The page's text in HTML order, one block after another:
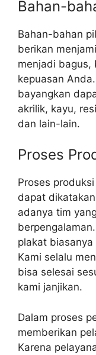
Bahan-
Bahan-bahan
berikan
menjadi bagus,
kepuasan
bayangkan
akrilik, kayu,
dan lain-lain.
Proses
Proses
dapat
adanya tim
plakat
Kami selalu
bisa selesai
kami janjikan.
Dalam proses
memberikan
Karena